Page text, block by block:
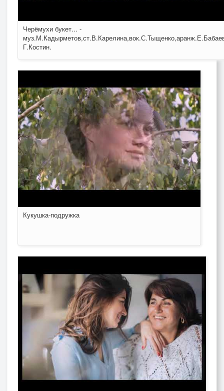
Черёмухи букет... -
Г.Костин.
Кукушка-подружка